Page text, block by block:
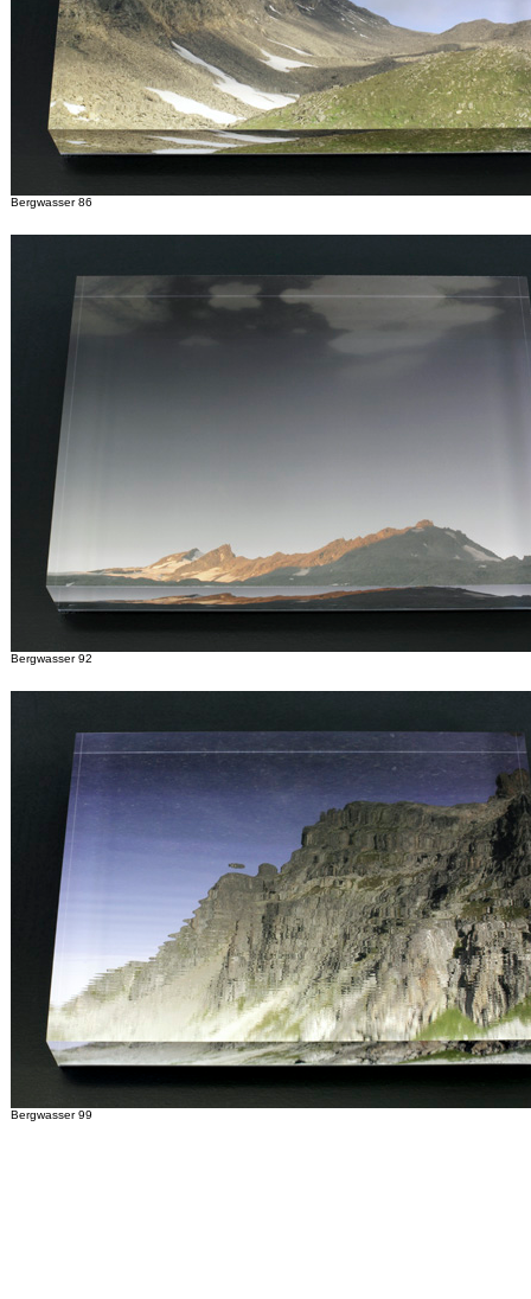
Bergwasser 86
Bergwasser 92
Bergwasser 99